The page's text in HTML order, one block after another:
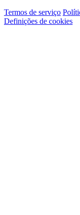
Termos de serviço
Definições de cookies